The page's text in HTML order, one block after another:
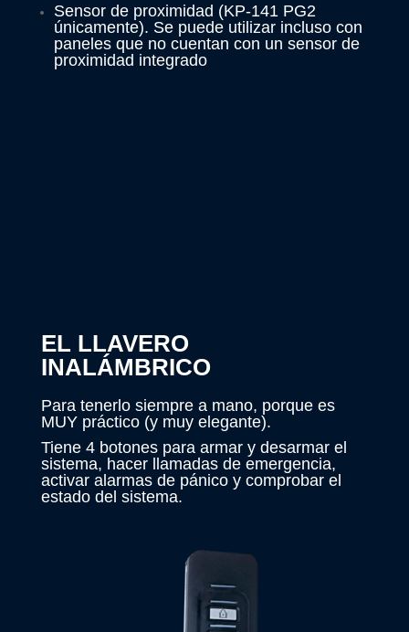
Sensor de proximidad (KP-141 PG2
únicamente). Se puede utilizar incluso con
paneles que no cuentan con un sensor de
proximidad integrado
EL LLAVERO
INALÁMBRICO
Para tenerlo siempre a mano, porque es
MUY práctico (y muy elegante).
Tiene 4 botones para armar y desarmar el
sistema, hacer llamadas de emergencia,
activar alarmas de pánico y comprobar el
estado del sistema.